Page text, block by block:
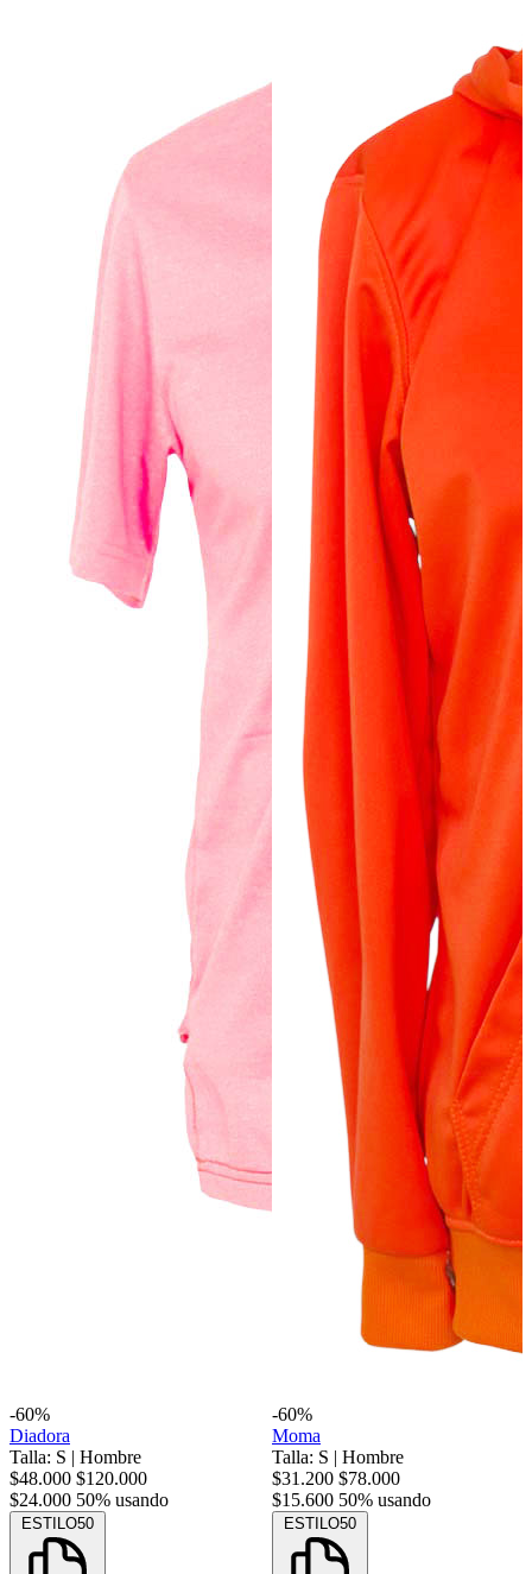
-60%
Diadora
Talla: S | Hombre
$48.000 $120.000
$24.000 50% usando
ESTILO50
-60%
Moma
Talla: S | Hombre
$31.200 $78.000
$15.600 50% usando
ESTILO50